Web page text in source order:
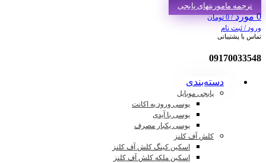
ترجمه ماموریتهای پابجی
0 مورد/
0 تومان
ورود / ثبت نام
تماس با پشتیبانی
09170033548
دسته‌بندی
پابجی موبایل
یوسی ورود به اکانت
یوسی با آیدی
یوسی یکبار مصرف
کلش آف کلنز
اسکین کینگ کلش آف کلنز
اسکین ملکه کلش آف کلنز